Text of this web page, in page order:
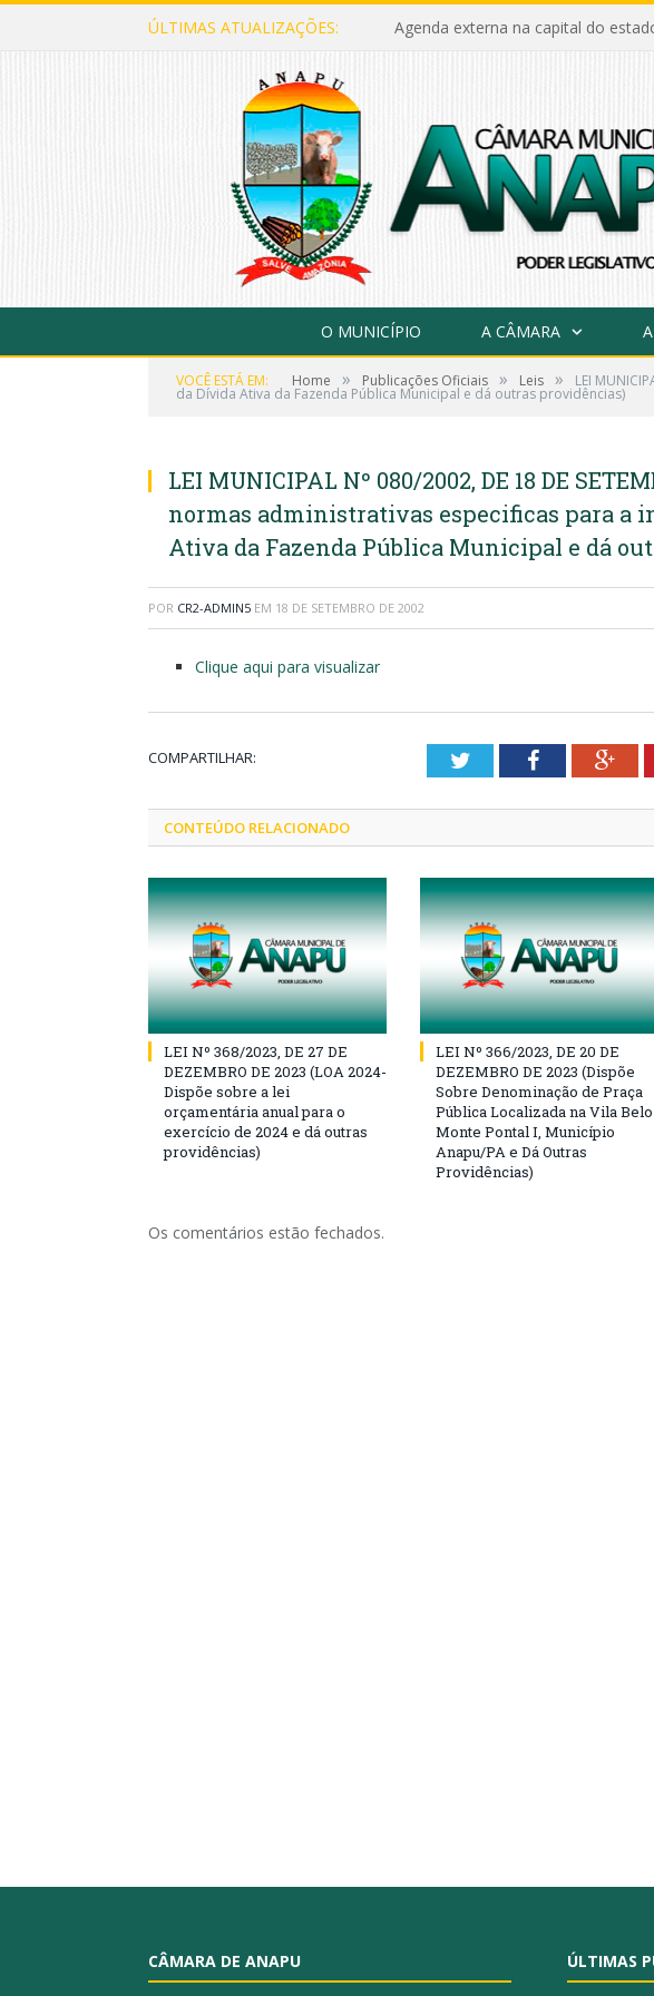
ÚLTIMAS ATUALIZAÇÕES: Agenda externa na capital do
O MUNICÍPIO A CÂMARA
VOCÊ ESTÁ EM: Home » Publicações Oficiais » Leis » LEI
da Dívida Ativa da Fazenda Pública Municipal e dá outras providências)
LEI MUNICIPAL Nº 080/2002, DE 18 DE
normas administrativas especificas para a
Ativa da Fazenda Pública Municipal e dá
POR CR2-ADMIN5 EM 18 DE SETEMBRO DE 2002
Clique aqui para visualizar
COMPARTILHAR: TwitterFacebook
CONTEÚDO RELACIONADO
LEI Nº 368/2023, DE 27 DE
DEZEMBRO DE 2023 (LOA 2024-
Dispõe sobre a lei
orçamentária anual para o
exercício de 2024 e dá outras
providências)
LEI Nº 366/2023, DE 20 DE
DEZEMBRO DE 2023 (Dispõe
Sobre Denominação de Praça
Pública Localizada na Vila Belo
Monte Pontal I, Município
Anapu/PA e Dá Outras
Providências)
Os comentários estão fechados.
CÂMARA DE ANAPU ÚLTIMAS